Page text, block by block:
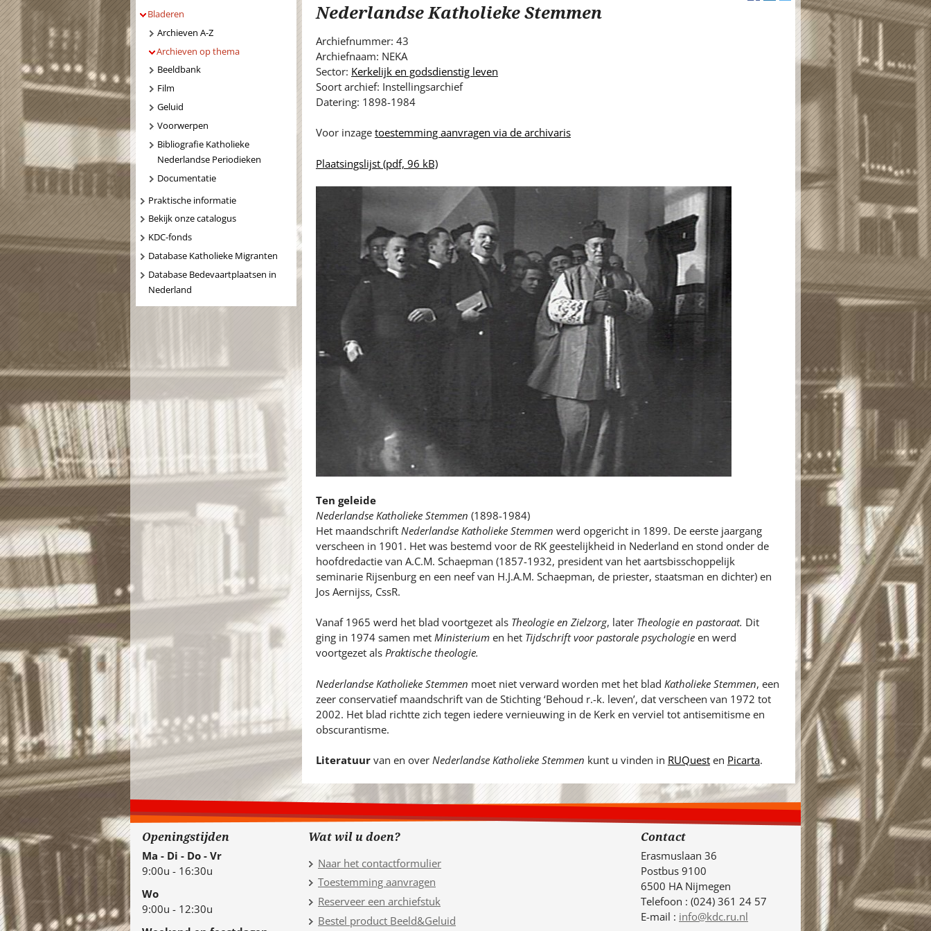
i
.
Nederlandse Katholieke Stemmen
Archiefnummer: 43
Archiefnaam: NEKA
Sector: Kerkelijk en godsdienstig leven
Soort archief: Instellingsarchief
Datering: 1898-1984
Voor inzage toestemming aanvragen via de archivaris
Plaatsingslijst(pdf, 96 kB)
Ten geleide
Nederlandse Katholieke Stemmen (1898-1984)
Het maandschrift Nederlandse Katholieke Stemmen werd opgericht in 1899. De eerste jaargang
verscheen in 1901. Het was bestemd voor de RK geestelijkheid in Nederland en stond onder de
hoofdredactie van A.C.M. Schaepman (1857-1932, president van het aartsbisschoppelijk
seminarie Rijsenburg en een neef van H.J.A.M. Schaepman, de priester, staatsman en dichter) en
Jos Aernijss, CssR.
Vanaf 1965 werd het blad voortgezet als Theologie en Zielzorg, later Theologie en pastoraat. Dit
ging in 1974 samen met Ministeriumen het Tijdschrift voor pastorale psychologieen werd
voortgezet als Praktische theologie.
Nederlandse Katholieke Stemmen moet niet verward worden met het blad Katholieke Stemmen, een
zeer conservatief maandschrift van de Stichting ‘Behoud r.-k. leven’, dat verscheen van 1972 tot
2002. Het blad richtte zich tegen iedere vernieuwing in de Kerk en verviel tot antisemitisme en
obscurantisme.
Literatuurvan en over Nederlandse Katholieke Stemmen kunt u vinden in RUQuesten Picarta.
Bladeren
Archieven A-Z
Archieven op thema
Beeldbank
Film
Geluid
Voorwerpen
Bibliografie Katholieke
Nederlandse Periodieken
Documentatie
Praktische informatie
Bekijk onze catalogus
KDC-fonds
Database Katholieke Migranten
Database Bedevaartplaatsen in
Nederland
Openingstijden
Ma - Di - Do - Vr
9:00u - 16:30u
Wo
9:00u - 12:30u
Wat wil u doen?
Naar het contactformulier
Toestemming aanvragen
Reserveer een archiefstuk
Bestel product Beeld&Geluid
Contact
Erasmuslaan 36
Postbus 9100
6500 HA Nijmegen
Telefoon : (024) 361 24 57
E-mail : info@kdc.ru.nl